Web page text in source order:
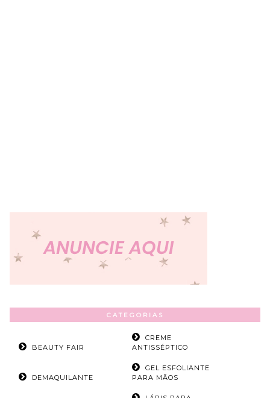
CATEGORIAS
BEAUTY FAIR
CREME
ANTISSÉPTICO
DEMAQUILANTE
GEL ESFOLIANTE
PARA MÃOS